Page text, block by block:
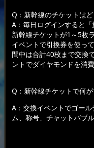
Q：新幹線のチケットは
A：毎日ログインすると
新幹線チケットが1～5枚
イベントで引換券を使っ
間中は合計40枚まで交換
ントでダイヤモンドを消
Q：新幹線チケットで何
A：交換イベントでゴー
ム、称号、チャットバブ